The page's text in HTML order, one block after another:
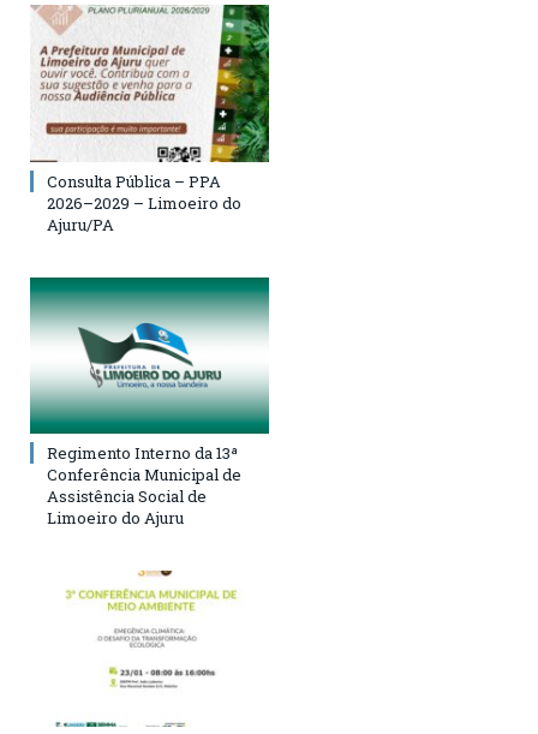
Consulta Pública – PPA
2026–2029 – Limoeiro do
Ajuru/PA
Regimento Interno da 13ª
Conferência Municipal de
Assistência Social de
Limoeiro do Ajuru